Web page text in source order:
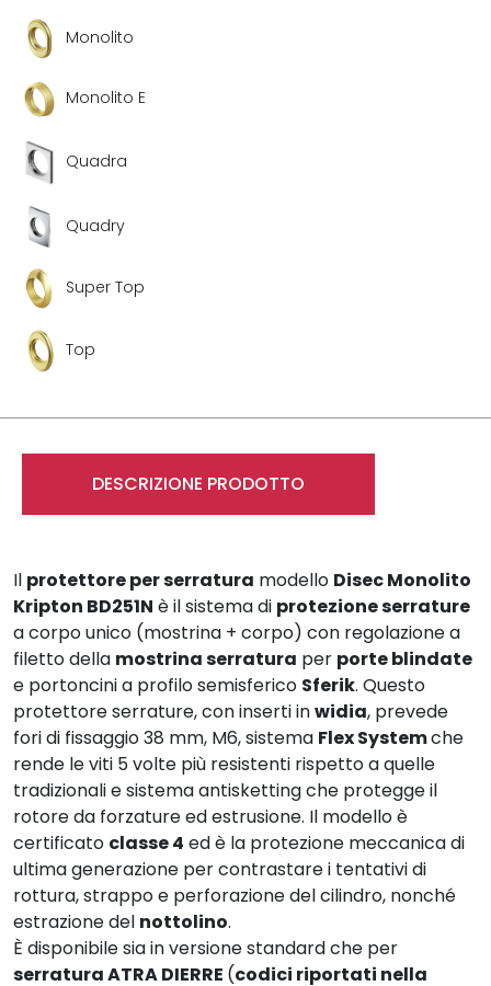
Monolito
Monolito E
Quadra
Quadry
Super Top
Top
DESCRIZIONE PRODOTTO
Il protettore per serratura modello Disec Monolito
Kripton BD251N è il sistema di protezione serrature
a corpo unico (mostrina + corpo) con regolazione a
filetto della mostrina serratura per porte blindate
e portoncini a profilo semisferico Sferik. Questo
protettore serrature, con inserti inwidia, prevede
fori di fissaggio 38 mm, M6, sistema Flex Systemche
rende le viti 5 volte più resistenti rispetto a quelle
tradizionali e sistema antisketting che protegge il
rotore da forzature ed estrusione. Il modello è
certificato classe 4 ed è la protezione meccanica di
ultima generazione per contrastare i tentativi di
rottura, strappo e perforazione del cilindro, nonché
estrazione del nottolino.
È disponibile sia in versione standard che per
serratura ATRA DIERRE (codici riportati nella